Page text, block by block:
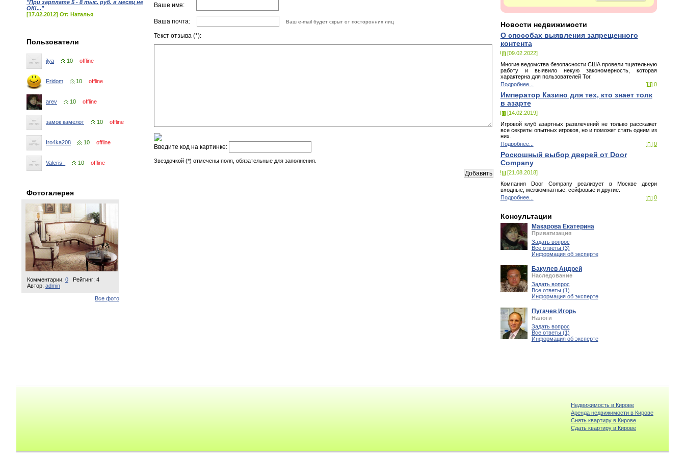
"При зарплате 5 - 8 тыс. руб. в месяц не
ОК!..."
[17.02.2012] От: Наталья
Пользователи
ilya 10 offline
Fridom 10 offline
arev 10 offline
замок камелот 10 offline
Iro4ka208 10 offline
Valeris_ 10 offline
Фотогалерея
Комментарии: 0
Рейтинг: 4
Автор: admin
Все фото
Ваше имя:
Ваша почта: Ваш e-mail будет скрыт от посторонних лиц
Текст отзыва (*):
Введите код на картинке:
Звездочкой (*) отмечены поля, обязательные для заполнения.
Новости недвижимости
О способах выявления запрещенного
контента
[09.02.2022]
Многие ведомства безопасности США провели тщательную
работу и выявило некую закономерность, которая
характерна для пользователей Tor.
Подробнее...
0
Император Казино для тех, кто знает толк
в азарте
[14.02.2019]
Игровой клуб азартных развлечений не только расскажет
все секреты опытных игроков, но и поможет стать одним из
них.
Подробнее...
0
Роскошный выбор дверей от Door
Company
[21.08.2018]
Компания Door Company реализует в Москве двери
входные, межкомнатные, сейфовые и другие.
Подробнее...
0
Консультации
Макарова Екатерина
Приватизация
Задать вопрос
Все ответы (3)
Информация об эксперте
Бакулев Андрей
Наследование
Задать вопрос
Все ответы (1)
Информация об эксперте
Пугачев Игорь
Налоги
Задать вопрос
Все ответы (1)
Информация об эксперте
Недвижимость в Кирове
Аренда недвижимости в Кирове
Снять квартиру в Кирове
Cдать квартиру в Кирове